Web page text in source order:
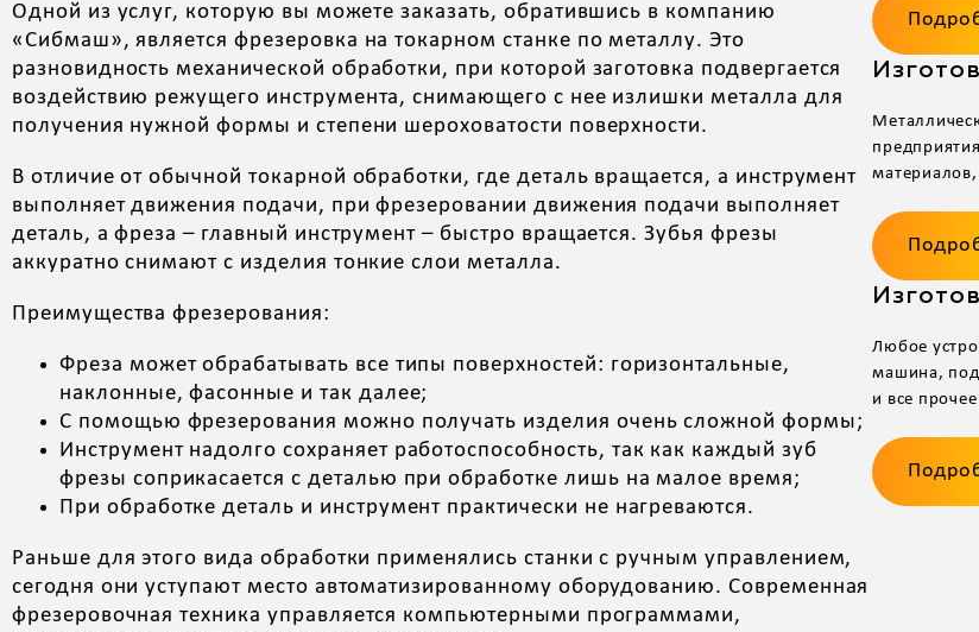
Одной из услуг, которую вы можете заказать, обратившись в компанию
«Сибмаш», является фрезеровка на токарном станке по металлу. Это
разновидность механической обработки, при которой заготовка подвергается
воздействию режущего инструмента, снимающего с нее излишки металла для
получения нужной формы и степени шероховатости поверхности.
В отличие от обычной токарной обработки, где деталь вращается, а инструмент
выполняет движения подачи, при фрезеровании движения подачи выполняет
деталь, а фреза – главный инструмент – быстро вращается. Зубья фрезы
аккуратно снимают с изделия тонкие слои металла.
Преимущества фрезерования:
Фреза может обрабатывать все типы поверхностей: горизонтальные,
наклонные, фасонные и так далее;
С помощью фрезерования можно получать изделия очень сложной формы;
Инструмент надолго сохраняет работоспособность, так как каждый зуб
фрезы соприкасается с деталью при обработке лишь на малое время;
При обработке деталь и инструмент практически не нагреваются.
Раньше для этого вида обработки применялись станки с ручным управлением,
сегодня они уступают место автоматизированному оборудованию. Современная
фрезеровочная техника управляется компьютерными программами,
Любое
машина,
и все